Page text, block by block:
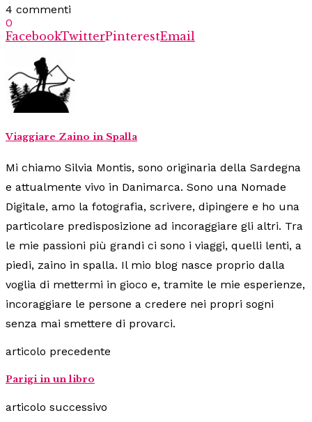
4 commenti
0
FacebookTwitterPinterestEmail
Viaggiare Zaino in Spalla
Mi chiamo Silvia Montis, sono originaria della Sardegna
e attualmente vivo in Danimarca. Sono una Nomade
Digitale, amo la fotografia, scrivere, dipingere e ho una
particolare predisposizione ad incoraggiare gli altri. Tra
le mie passioni più grandi ci sono i viaggi, quelli lenti, a
piedi, zaino in spalla. Il mio blog nasce proprio dalla
voglia di mettermi in gioco e, tramite le mie esperienze,
incoraggiare le persone a credere nei propri sogni
senza mai smettere di provarci.
articolo precedente
Parigi in un libro
articolo successivo